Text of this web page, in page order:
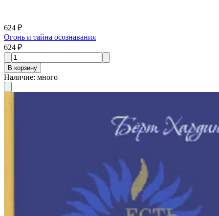
624 ₽
Огонь и тайна осознавания
624 ₽
В корзину
Наличие: много